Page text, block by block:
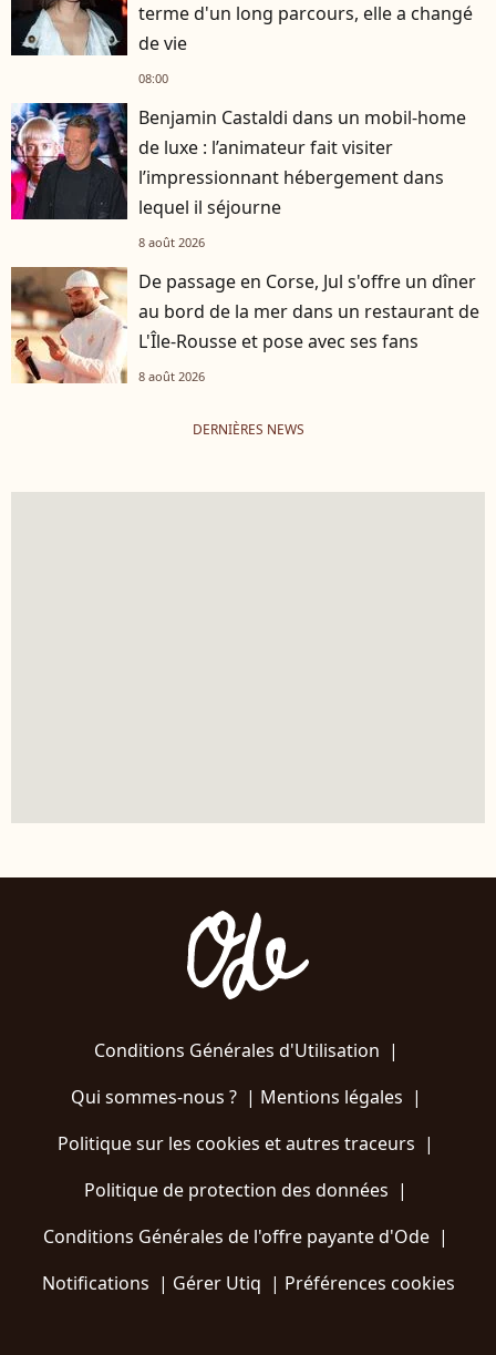
terme d'un long parcours, elle a changé
de vie
08:00
Benjamin Castaldi dans un mobil-home
de luxe : l’animateur fait visiter
l’impressionnant hébergement dans
lequel il séjourne
8 août 2026
De passage en Corse, Jul s'offre un dîner
au bord de la mer dans un restaurant de
L'Île-Rousse et pose avec ses fans
8 août 2026
DERNIÈRES NEWS
Conditions Générales d'Utilisation |
Qui sommes-nous ?| Mentions légales |
Politique sur les cookies et autres traceurs |
Politique de protection des données |
Conditions Générales de l'offre payante d'Ode |
Notifications | Gérer Utiq | Préférences cookies